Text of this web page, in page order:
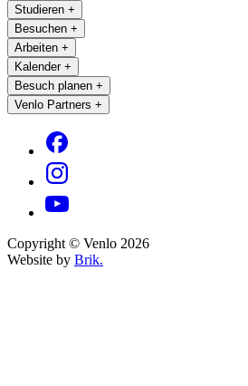
Studieren +
Besuchen +
Arbeiten +
Kalender +
Besuch planen +
Venlo Partners +
Copyright © Venlo 2026
Website by Brik.